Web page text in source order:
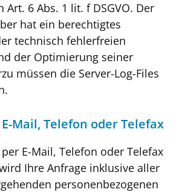
Art. 6 Abs. 1 lit. f DSGVO. Der
hat ein berechtigtes
technisch fehlerfreien
der Optimierung seiner
müssen die Server-Log-Files
Mail, Telefon oder Telefax
E-Mail, Telefon oder Telefax
Ihre Anfrage inklusive aller
personenbezogenen